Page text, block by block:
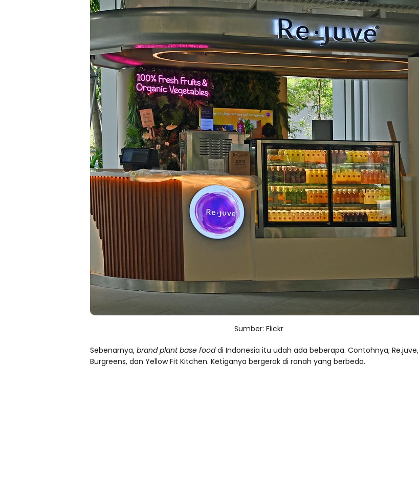
Sumber: Flickr
Sebenarnya, brand plant base fooddi Indonesia itu udah ada beberapa. Contohnya; Re.juve,
Burgreens, dan Yellow Fit Kitchen. Ketiganya bergerak di ranah yang berbeda.